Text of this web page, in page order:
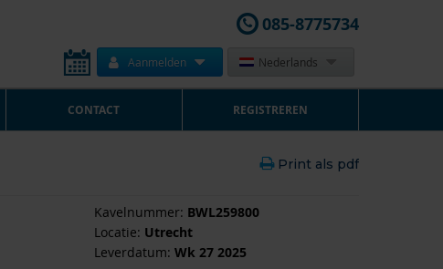
085-8775734
CONTACT REGISTREREN
Aanmelden Nederlands
Print als pdf
Kavelnummer: BWL259800
Locatie: Utrecht
Leverdatum: Wk 27 2025